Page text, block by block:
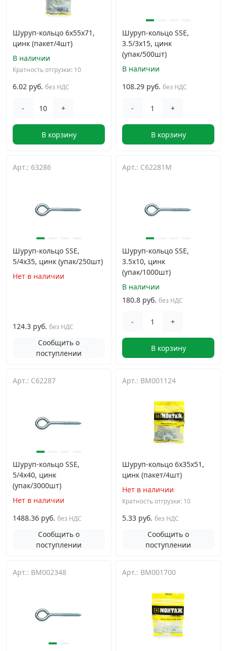
Шуруп-кольцо 6х55х71,
цинк (пакет/4шт)
В наличии
Кратность отгрузки: 10
6.02 руб. без НДС
- +
В корзину
Шуруп-кольцо SSE,
3.5/3х15, цинк
(упак/500шт)
В наличии
108.29 руб. без НДС
- +
В корзину
Арт.: 63286
Шуруп-кольцо SSE,
5/4х35, цинк (упак/250шт)
Нет в наличии
124.3 руб. без НДС
Сообщить о
поступлении
Арт.: C62281M
Шуруп-кольцо SSE,
3.5х10, цинк
(упак/1000шт)
В наличии
180.8 руб. без НДС
- +
В корзину
Арт.: C62287
Шуруп-кольцо SSE,
5/4х40, цинк
(упак/3000шт)
Нет в наличии
1488.36 руб. без НДС
Сообщить о
поступлении
Арт.: BM001124
Шуруп-кольцо 6х35х51,
цинк (пакет/4шт)
Нет в наличии
Кратность отгрузки: 10
5.33 руб. без НДС
Сообщить о
поступлении
Арт.: BM002348 Арт.: BM001700